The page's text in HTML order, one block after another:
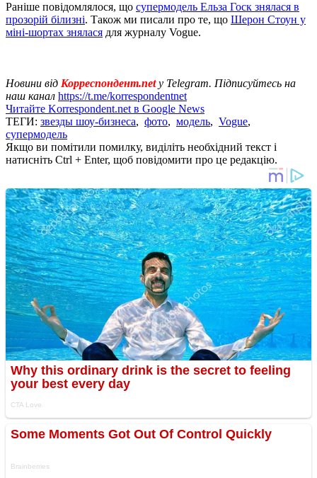
Раніше повідомлялося, що супермодель Ельза Госк знялася в
прозорій білизні. Також ми писали про те, що Шерон Стоун у
міні-шортах знялася для журналу Vogue.
Новини від Корреспондент.net у Telegram. Підписуйтесь на
наш канал https://t.me/korrespondentnet
Читайте Korrespondent.net в Google News
ТЕГИ: звезды шоу-бизнеса, фото, модель, Vogue,
супермодель
Якщо ви помітили помилку, виділіть необхідний текст і
натисніть Ctrl + Enter, щоб повідомити про це редакцію.